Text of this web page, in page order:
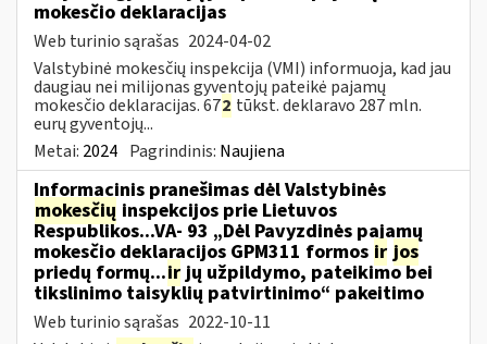
mokesčio deklaracijas
Web turinio sąrašas 2024-04-02
Valstybinė mokesčių inspekcija (VMI) informuoja, kad jau
daugiau nei milijonas gyventojų pateikė pajamų
mokesčio deklaracijas. 672 tūkst. deklaravo 287 mln.
eurų gyventojų...
Metai: 2024 Pagrindinis: Naujiena
Informacinis pranešimas dėl Valstybinės
mokesčių inspekcijos prie Lietuvos
Respublikos...VA- 93 „Dėl Pavyzdinės pajamų
mokesčio deklaracijos GPM311 formos ir jos
priedų formų...irjų užpildymo, pateikimo bei
tikslinimo taisyklių patvirtinimo“ pakeitimo
Web turinio sąrašas 2022-10-11